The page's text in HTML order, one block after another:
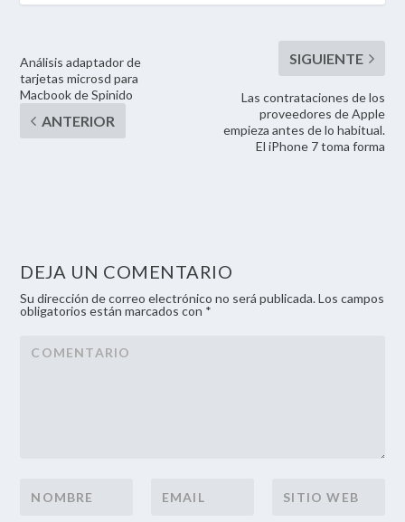
Análisis adaptador de
tarjetas microsd para
Macbook de Spinido
Las contrataciones de los
proveedores de Apple
empieza antes de lo habitual.
El iPhone 7 toma forma
DEJA UN COMENTARIO
Su dirección de correo electrónico no será publicada. Los campos
obligatorios están marcados con *